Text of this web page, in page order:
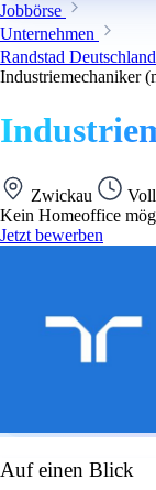
Jobbörse
Unternehmen
Randstad Deutschland
Industriemechaniker
Zwickau
Kein Homeoffice
Jetzt bewerben
Auf einen Blick